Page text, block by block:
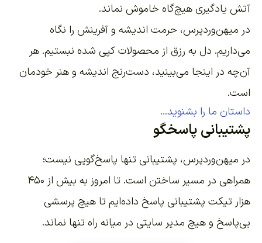
آتش یادگیری هیچ‌گاه خاموش نماند.
در میهن‌وردپرس، حرمت اندیشه و آفرینش را نگاه
می‌داریم. دل به رزق از محصولات کپی شده نبستیم. هر
آن‌چه در اینجا می‌بینید، دست‌رنج اندیشه و هنر خودمان
است.
داستان ما را بشنوید...
پشتیبانی پاسخگو
در میهن‌وردپرس، پشتیبانی تنها پاسخ‌گویی نیست؛
همراهی در مسیر ساختن است. تا امروز به بیش از ۴۵۰
هزار تیکت پشتیبانی پاسخ داده‌ایم تا هیچ پرسشی
بی‌پاسخ و هیچ مدیر سایتی در میانه راه تنها نماند.